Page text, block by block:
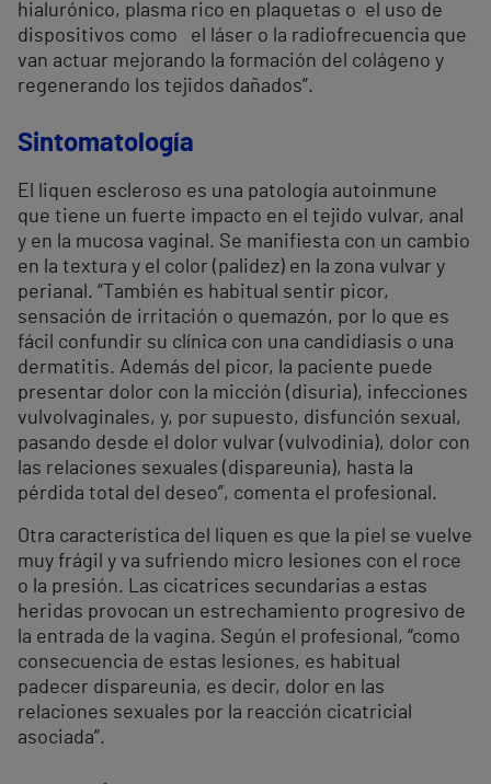
hialurónico, plasma rico en plaquetas o el uso de
dispositivos como el láser o la radiofrecuencia que
van actuar mejorando la formación del colágeno y
regenerando los tejidos dañados”.
Sintomatología
El liquen escleroso es una patología autoinmune
que tiene un fuerte impacto en el tejido vulvar, anal
y en la mucosa vaginal. Se manifiesta con un cambio
en la textura y el color (palidez) en la zona vulvar y
perianal. “También es habitual sentir picor,
sensación de irritación o quemazón, por lo que es
fácil confundir su clínica con una candidiasis o una
dermatitis. Además del picor, la paciente puede
presentar dolor con la micción (disuria), infecciones
vulvolvaginales, y, por supuesto, disfunción sexual,
pasando desde el dolor vulvar (vulvodinia), dolor con
las relaciones sexuales (dispareunia), hasta la
pérdida total del deseo”, comenta el profesional.
Otra característica del liquen es que la piel se vuelve
muy frágil y va sufriendo micro lesiones con el roce
o la presión. Las cicatrices secundarias a estas
heridas provocan un estrechamiento progresivo de
la entrada de la vagina. Según el profesional, “como
consecuencia de estas lesiones, es habitual
padecer dispareunia, es decir, dolor en las
relaciones sexuales por la reacción cicatricial
asociada”.